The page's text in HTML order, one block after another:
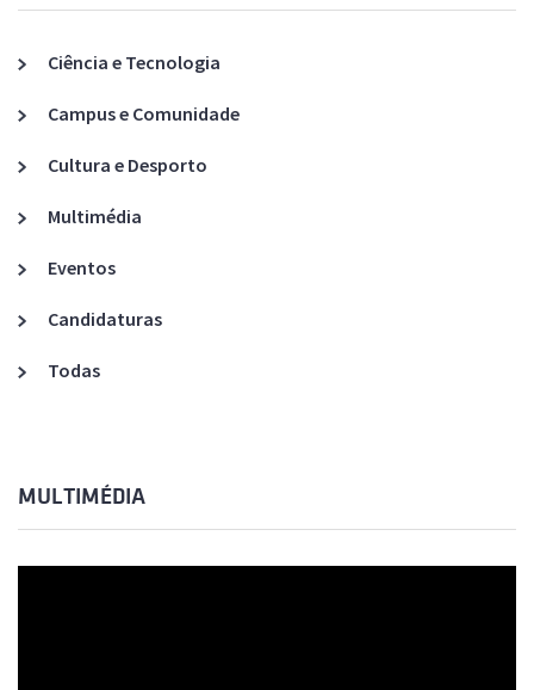
Ciência e Tecnologia
Campus e Comunidade
Cultura e Desporto
Multimédia
Eventos
Candidaturas
Todas
MULTIMÉDIA